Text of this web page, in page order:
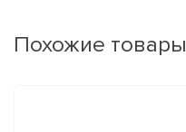
Похожие товары